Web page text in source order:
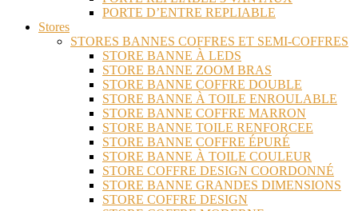
PORTE D’ENTRE REPLIABLE
Stores
STORES BANNES COFFRES ET SEMI-COFFRES
STORE BANNE À LEDS
STORE BANNE ZOOM BRAS
STORE BANNE COFFRE DOUBLE
STORE BANNE À TOILE ENROULABLE
STORE BANNE COFFRE MARRON
STORE BANNE TOILE RENFORCEE
STORE BANNE COFFRE ÉPURÉ
STORE BANNE À TOILE COULEUR
STORE COFFRE DESIGN COORDONNÉ
STORE BANNE GRANDES DIMENSIONS
STORE COFFRE DESIGN